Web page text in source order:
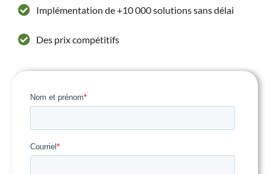
Implémentation de +10 000 solutions sans délai
Des prix compétitifs